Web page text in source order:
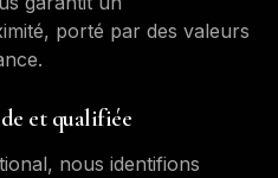
porté par des valeurs
et qualifiée
nous identifions